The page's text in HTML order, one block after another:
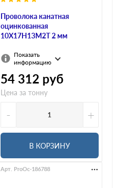
Проволока канатная
оцинкованная
10Х17Н13М2Т 2 мм
Показать
информацию
54 312 руб
Цена за тонну
- +
В КОРЗИНУ
Арт. ProOc-186788